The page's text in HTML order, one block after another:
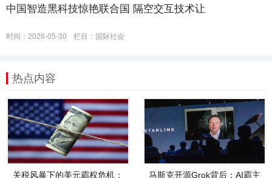
中国智造黑科技惊艳联合国 隔空交互技术让
时间：2026-05-30 栏目： 国际社会
热点内容
关税风暴下的美元霸权危机： 马斯克开源Grok背后：AI霸主